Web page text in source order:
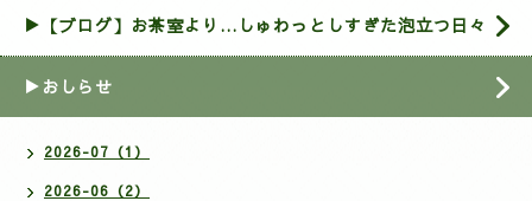
▶【ブログ】お茶室より…しゅわっとしすぎた泡立つ日々
▶おしらせ
2026-07（1）
2026-06（2）